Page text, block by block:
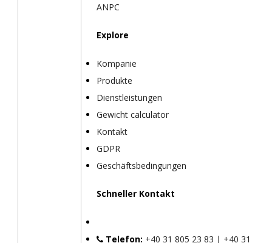
ANPC
Explore
Kompanie
Produkte
Dienstleistungen
Gewicht calculator
Kontakt
GDPR
Geschäftsbedingungen
Schneller Kontakt
Telefon: +40 31 805 23 83 | +40 31